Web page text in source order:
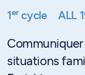
1ercycle ALL
situations